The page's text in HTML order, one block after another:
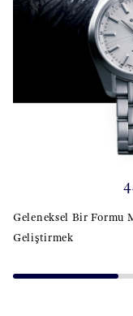
Geleneksel Bir Formu
Geliştirmek